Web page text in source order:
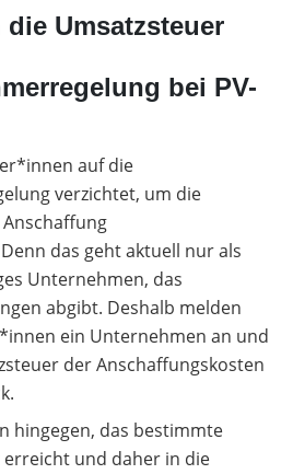
Umsatzsteuer
bei PV-
auf die
verzichtet, um die
das geht aktuell nur als
Unternehmen, das
abgibt. Deshalb melden
ein Unternehmen an und
der Anschaffungskosten
hingegen, das bestimmte
und daher in die